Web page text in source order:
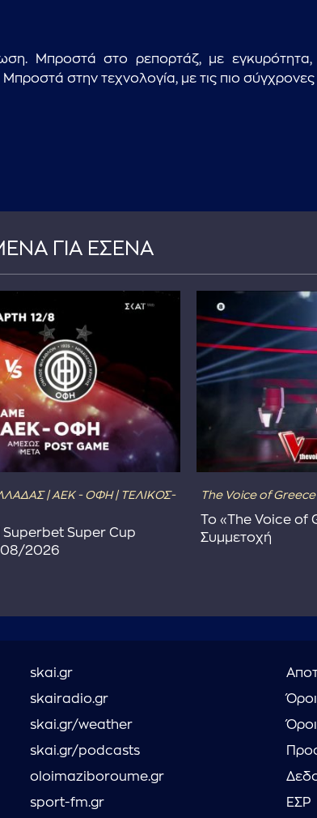
Μπροστά στο ρεπορτάζ, με εγκυρότητα,
στην τεχνολογία, με τις πιο
ΓΙΑ ΕΣΕΝΑ
ΕΛΛΑΔΑΣ | ΑΕΚ - ΟΦΗ | ΤΕΛΙΚΟΣ-
Super Cup
08/2026
The Voice of Greece
Το «The Voice of
Συμμετοχή
skai.gr
skairadio.gr
skai.gr/weather
skai.gr/podcasts
oloimaziboroume.gr
sport-fm.gr
ΕΣΡ